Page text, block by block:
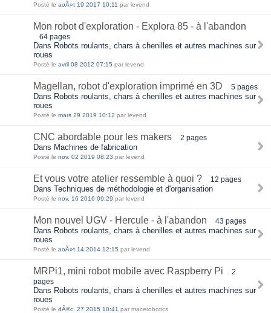
Posté le aoÃ»t 19 2017 10:11 par levend
Mon robot d'exploration - Explora 85 - à l'abandon
64 pages
Dans Robots roulants, chars à chenilles et autres machines sur
roues
Posté le avril 08 2012 07:15 par levend
Magellan, robot d'exploration imprimé en 3D 5 pages
Dans Robots roulants, chars à chenilles et autres machines sur
roues
Posté le mars 29 2019 10:12 par levend
CNC abordable pour les makers 2 pages
Dans Machines de fabrication
Posté le nov. 02 2019 08:23 par levend
Et vous votre atelier ressemble à quoi ? 12 pages
Dans Techniques de méthodologie et d'organisation
Posté le nov. 16 2016 09:29 par levend
Mon nouvel UGV - Hercule - à l'abandon 43 pages
Dans Robots roulants, chars à chenilles et autres machines sur
roues
Posté le aoÃ»t 14 2014 12:15 par levend
MRPi1, mini robot mobile avec Raspberry Pi
2
pages
Dans Robots roulants, chars à chenilles et autres machines sur
roues
Posté le dÃ©c. 27 2015 10:41 par macerobotics